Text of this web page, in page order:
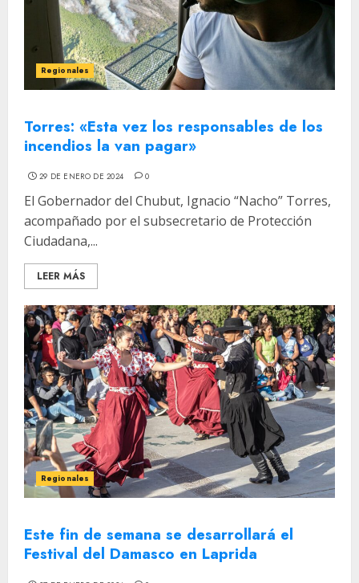
Regionales
Torres: «Esta vez los responsables de los
incendios la van pagar»
29 DE ENERO DE 2024 0
El Gobernador del Chubut, Ignacio “Nacho” Torres,
acompañado por el subsecretario de Protección
Ciudadana,...
LEER MÁS
Regionales
Este fin de semana se desarrollará el
Festival del Damasco en Laprida